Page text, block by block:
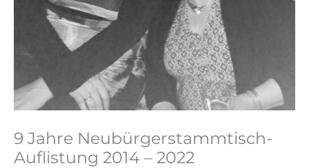
9 Jahre Neubürgerstammtisch-
Auflistung 2014 – 2022